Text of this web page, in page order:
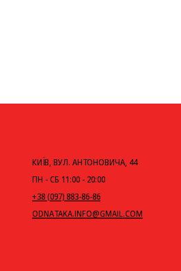
КИЇВ, ВУЛ. АНТОНОВИЧА, 44
ПН - СБ 11:00 - 20:00
+38 (097) 883-86-86
ODNATAKA.INFO@GMAIL.COM